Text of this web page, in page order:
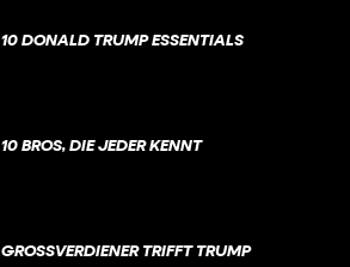
10 DONALD TRUMP ESSENTIALS
10 BROS, DIE JEDER KENNT
GROSSVERDIENER TRIFFT TRUMP